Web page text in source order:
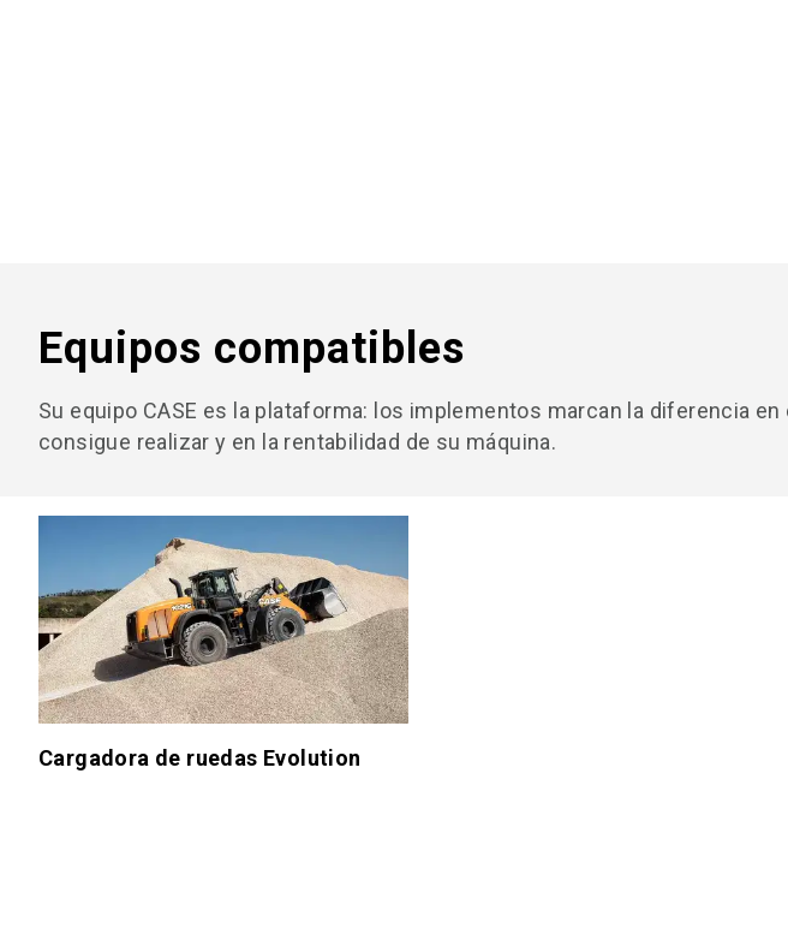
Equipos compatibles
Su equipo CASE es la plataforma: los implementos marcan la diferencia en
consigue realizar y en la rentabilidad de su máquina.
Cargadora de ruedas Evolution